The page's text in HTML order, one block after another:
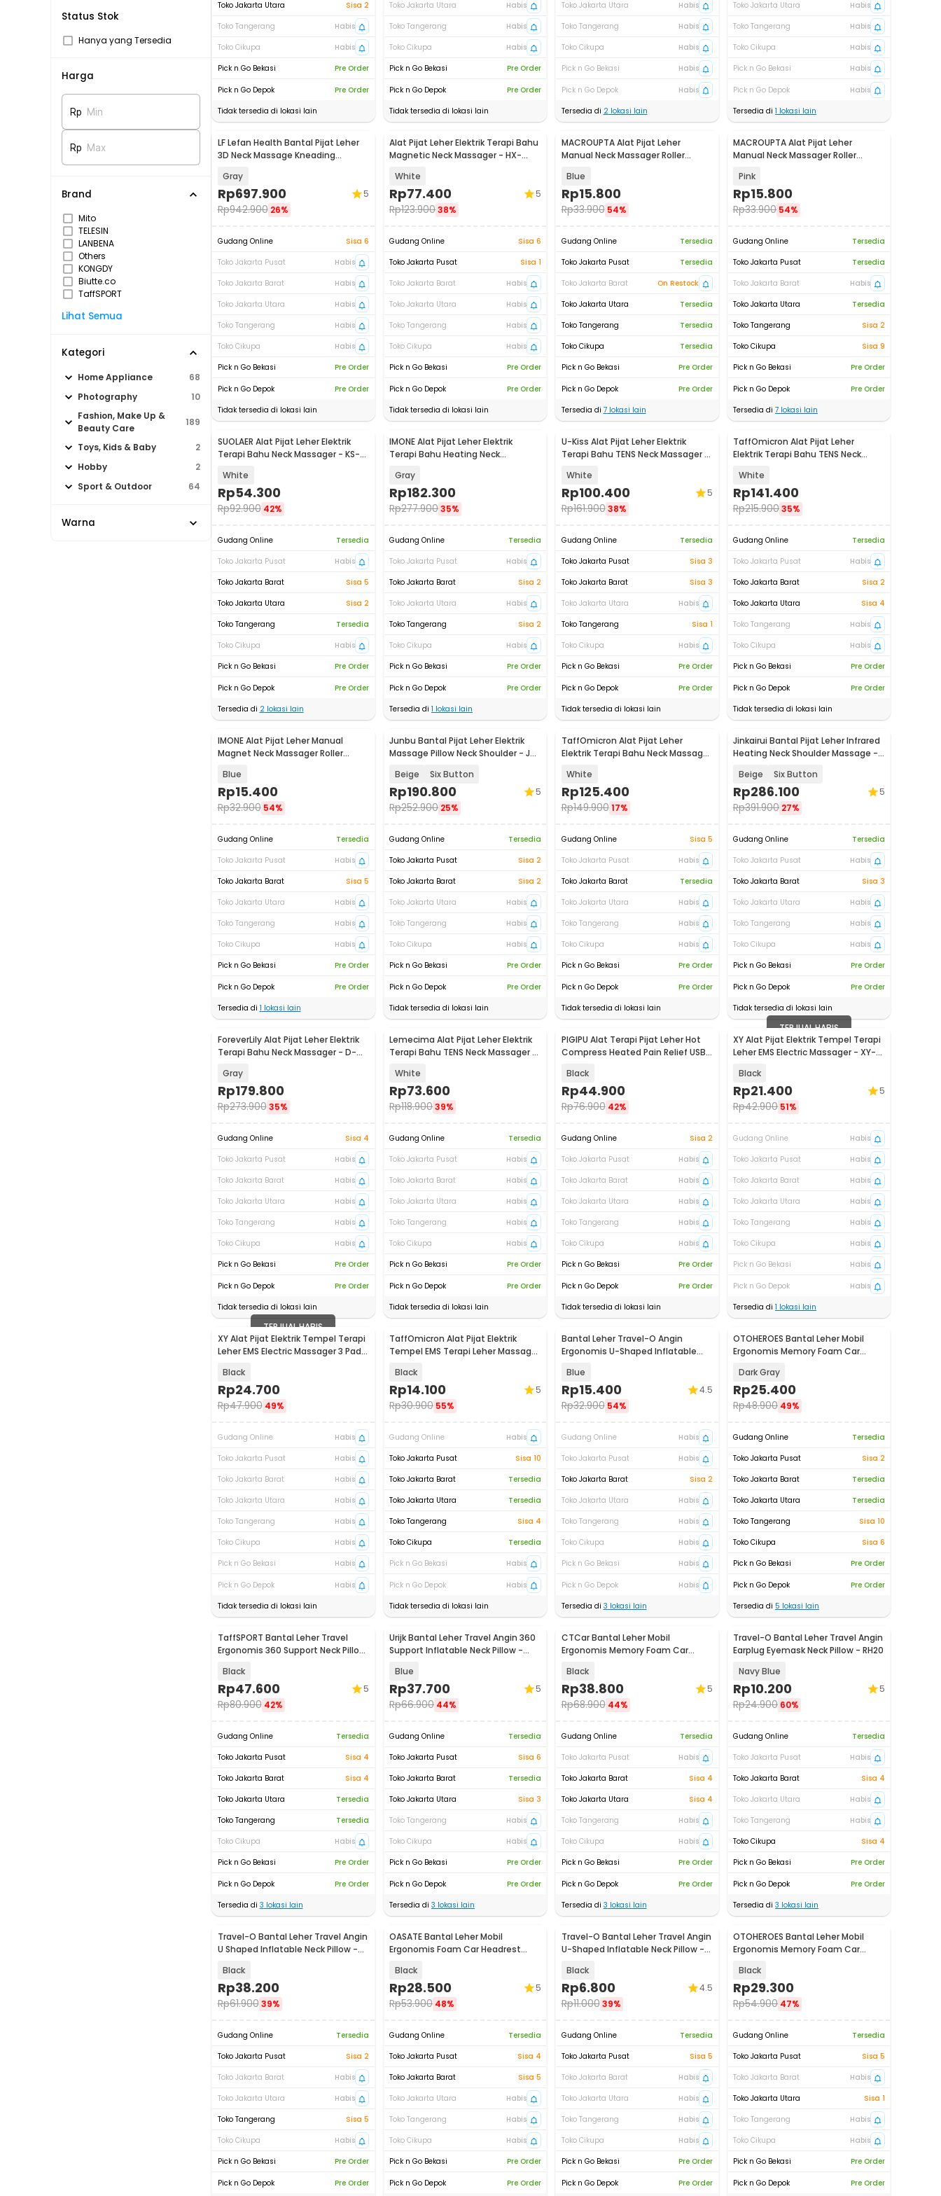
Status Stok
Hanya yang Tersedia
Harga
Rp Min
Rp Max
Brand
Mito
TELESIN
LANBENA
Others
KONGDY
Biutte.co
TaffSPORT
Lihat Semua
Kategori
Home Appliance
68
Photography
10
Fashion, Make Up &
Beauty Care
189
Toys, Kids & Baby
2
Hobby
2
Sport & Outdoor
64
Warna
Toko Jakarta Utara
Sisa 2
Toko Tangerang
Habis
Toko Cikupa
Habis
Pick n Go Bekasi
Pre Order
Pick n Go Depok
Pre Order
Tidak tersedia di lokasi lain
Toko Jakarta Utara
Habis
Toko Tangerang
Habis
Toko Cikupa
Habis
Pick n Go Bekasi
Pre Order
Pick n Go Depok
Pre Order
Tidak tersedia di lokasi lain
Toko Jakarta Utara
Habis
Toko Tangerang
Habis
Toko Cikupa
Habis
Pick n Go Bekasi
Habis
Pick n Go Depok
Habis
Tersedia di 2lokasi lain
Toko Jakarta Utara
Habis
Toko Tangerang
Habis
Toko Cikupa
Habis
Pick n Go Bekasi
Habis
Pick n Go Depok
Habis
Tersedia di 1 lokasi lain
LF Lefan Health Bantal Pijat Leher
3D Neck Massage Kneading
Gray
Rp697.900
Rp942.900 26%
5
Gudang Online
Sisa 6
Toko Jakarta Pusat
Habis
Toko Jakarta Barat
Habis
Toko Jakarta Utara
Habis
Toko Tangerang
Habis
Toko Cikupa
Habis
Pick n Go Bekasi
Pre Order
Pick n Go Depok
Pre Order
Tidak tersedia di lokasi lain
Alat Pijat Leher Elektrik Terapi Bahu
Magnetic Neck Massager - HX-
White
Rp77.400
Rp123.90038%
5
Gudang Online
Sisa 6
Toko Jakarta Pusat
Sisa 1
Toko Jakarta Barat
Habis
Toko Jakarta Utara
Habis
Toko Tangerang
Habis
Toko Cikupa
Habis
Pick n Go Bekasi
Pre Order
Pick n Go Depok
Pre Order
Tidak tersedia di lokasi lain
MACROUPTA Alat Pijat Leher
Manual Neck Massager Roller
Blue
Rp15.800
Rp33.900 54%
Gudang Online
Tersedia
Toko Jakarta Pusat
Tersedia
Toko Jakarta Barat
On Restock
Toko Jakarta Utara
Tersedia
Toko Tangerang
Tersedia
Toko Cikupa
Tersedia
Pick n Go Bekasi
Pre Order
Pick n Go Depok
Pre Order
Tersedia di 7lokasi lain
MACROUPTA Alat Pijat Leher
Manual Neck Massager Roller
Pink
Rp15.800
Rp33.900 54%
Gudang Online
Tersedia
Toko Jakarta Pusat
Tersedia
Toko Jakarta Barat
Habis
Toko Jakarta Utara
Tersedia
Toko Tangerang
Sisa 2
Toko Cikupa
Sisa 9
Pick n Go Bekasi
Pre Order
Pick n Go Depok
Pre Order
Tersedia di 7 lokasi lain
SUOLAER Alat Pijat Leher Elektrik
Terapi Bahu Neck Massager - KS-
White
Rp54.300
Rp92.900 42%
Gudang Online
Tersedia
Toko Jakarta Pusat
Habis
Toko Jakarta Barat
Sisa 5
Toko Jakarta Utara
Sisa 2
Toko Tangerang
Tersedia
Toko Cikupa
Habis
Pick n Go Bekasi
Pre Order
Pick n Go Depok
Pre Order
Tersedia di 2lokasi lain
IMONE Alat Pijat Leher Elektrik
Terapi Bahu Heating Neck
Gray
Rp182.300
Rp277.90035%
Gudang Online
Tersedia
Toko Jakarta Pusat
Habis
Toko Jakarta Barat
Sisa 2
Toko Jakarta Utara
Habis
Toko Tangerang
Sisa 2
Toko Cikupa
Habis
Pick n Go Bekasi
Pre Order
Pick n Go Depok
Pre Order
Tersedia di 1 lokasi lain
U-Kiss Alat Pijat Leher Elektrik
Terapi Bahu TENS Neck Massager -
White
Rp100.400
Rp161.900 38%
5
Gudang Online
Tersedia
Toko Jakarta Pusat
Sisa 3
Toko Jakarta Barat
Sisa 3
Toko Jakarta Utara
Habis
Toko Tangerang
Sisa 1
Toko Cikupa
Habis
Pick n Go Bekasi
Pre Order
Pick n Go Depok
Pre Order
Tidak tersedia di lokasi lain
TaffOmicron Alat Pijat Leher
Elektrik Terapi Bahu TENS Neck
White
Rp141.400
Rp215.90035%
Gudang Online
Tersedia
Toko Jakarta Pusat
Habis
Toko Jakarta Barat
Sisa 2
Toko Jakarta Utara
Sisa 4
Toko Tangerang
Habis
Toko Cikupa
Habis
Pick n Go Bekasi
Pre Order
Pick n Go Depok
Pre Order
Tidak tersedia di lokasi lain
IMONE Alat Pijat Leher Manual
Magnet Neck Massager Roller
Blue
Rp15.400
Rp32.900 54%
Gudang Online
Tersedia
Toko Jakarta Pusat
Habis
Toko Jakarta Barat
Sisa 5
Toko Jakarta Utara
Habis
Toko Tangerang
Habis
Toko Cikupa
Habis
Pick n Go Bekasi
Pre Order
Pick n Go Depok
Pre Order
Tersedia di 1 lokasi lain
Junbu Bantal Pijat Leher Elektrik
Massage Pillow Neck Shoulder - JB-
Beige Six Button
Rp190.800
Rp252.900 25%
5
Gudang Online
Tersedia
Toko Jakarta Pusat
Sisa 2
Toko Jakarta Barat
Sisa 2
Toko Jakarta Utara
Habis
Toko Tangerang
Habis
Toko Cikupa
Habis
Pick n Go Bekasi
Pre Order
Pick n Go Depok
Pre Order
Tidak tersedia di lokasi lain
TaffOmicron Alat Pijat Leher
Elektrik Terapi Bahu Neck Massager
White
Rp125.400
Rp149.900 17%
Gudang Online
Sisa 5
Toko Jakarta Pusat
Habis
Toko Jakarta Barat
Tersedia
Toko Jakarta Utara
Habis
Toko Tangerang
Habis
Toko Cikupa
Habis
Pick n Go Bekasi
Pre Order
Pick n Go Depok
Pre Order
Tidak tersedia di lokasi lain
Jinkairui Bantal Pijat Leher Infrared
Heating Neck Shoulder Massage -
Beige Six Button
Rp286.100
Rp391.900 27%
5
Gudang Online
Tersedia
Toko Jakarta Pusat
Habis
Toko Jakarta Barat
Sisa 3
Toko Jakarta Utara
Habis
Toko Tangerang
Habis
Toko Cikupa
Habis
Pick n Go Bekasi
Pre Order
Pick n Go Depok
Pre Order
Tidak tersedia di lokasi lain
ForeverLily Alat Pijat Leher Elektrik
Terapi Bahu Neck Massager - D-
Gray
Rp179.800
Rp273.900 35%
Gudang Online
Sisa 4
Toko Jakarta Pusat
Habis
Toko Jakarta Barat
Habis
Toko Jakarta Utara
Habis
Toko Tangerang
Habis
Toko Cikupa
Habis
Pick n Go Bekasi
Pre Order
Pick n Go Depok
Pre Order
Tidak tersedia di lokasi lain
Lemecima Alat Pijat Leher Elektrik
Terapi Bahu TENS Neck Massager -
White
Rp73.600
Rp118.90039%
Gudang Online
Tersedia
Toko Jakarta Pusat
Habis
Toko Jakarta Barat
Habis
Toko Jakarta Utara
Habis
Toko Tangerang
Habis
Toko Cikupa
Habis
Pick n Go Bekasi
Pre Order
Pick n Go Depok
Pre Order
Tidak tersedia di lokasi lain
PIGIPU Alat Terapi Pijat Leher Hot
Compress Heated Pain Relief USB -
Black
Rp44.900
Rp76.900 42%
Gudang Online
Sisa 2
Toko Jakarta Pusat
Habis
Toko Jakarta Barat
Habis
Toko Jakarta Utara
Habis
Toko Tangerang
Habis
Toko Cikupa
Habis
Pick n Go Bekasi
Pre Order
Pick n Go Depok
Pre Order
Tidak tersedia di lokasi lain
TERJUAL HABIS
XY Alat Pijat Elektrik Tempel Terapi
Leher EMS Electric Massager - XY-
Black
Rp21.400
Rp42.900 51%
5
Gudang Online
Habis
Toko Jakarta Pusat
Habis
Toko Jakarta Barat
Habis
Toko Jakarta Utara
Habis
Toko Tangerang
Habis
Toko Cikupa
Habis
Pick n Go Bekasi
Habis
Pick n Go Depok
Habis
Tersedia di 1 lokasi lain
TERJUAL HABIS
XY Alat Pijat Elektrik Tempel Terapi
Leher EMS Electric Massager 3 Pad -
Black
Rp24.700
Rp47.900 49%
Gudang Online
Habis
Toko Jakarta Pusat
Habis
Toko Jakarta Barat
Habis
Toko Jakarta Utara
Habis
Toko Tangerang
Habis
Toko Cikupa
Habis
Pick n Go Bekasi
Habis
Pick n Go Depok
Habis
Tidak tersedia di lokasi lain
TaffOmicron Alat Pijat Elektrik
Tempel EMS Terapi Leher Massager
Black
Rp14.100
Rp30.900 55%
5
Gudang Online
Habis
Toko Jakarta Pusat
Sisa 10
Toko Jakarta Barat
Tersedia
Toko Jakarta Utara
Tersedia
Toko Tangerang
Sisa 4
Toko Cikupa
Tersedia
Pick n Go Bekasi
Habis
Pick n Go Depok
Habis
Tidak tersedia di lokasi lain
Bantal Leher Travel-O Angin
Ergonomis U-Shaped Inflatable
Blue
Rp15.400
Rp32.900 54%
4.5
Gudang Online
Habis
Toko Jakarta Pusat
Habis
Toko Jakarta Barat
Sisa 2
Toko Jakarta Utara
Habis
Toko Tangerang
Habis
Toko Cikupa
Habis
Pick n Go Bekasi
Habis
Pick n Go Depok
Habis
Tersedia di 3 lokasi lain
OTOHEROES Bantal Leher Mobil
Ergonomis Memory Foam Car
Dark Gray
Rp25.400
Rp48.900 49%
Gudang Online
Tersedia
Toko Jakarta Pusat
Sisa 2
Toko Jakarta Barat
Tersedia
Toko Jakarta Utara
Tersedia
Toko Tangerang
Sisa 10
Toko Cikupa
Sisa 6
Pick n Go Bekasi
Pre Order
Pick n Go Depok
Pre Order
Tersedia di 5 lokasi lain
TaffSPORT Bantal Leher Travel
Ergonomis 360 Support Neck Pillow
Black
Rp47.600
Rp80.900 42%
5
Gudang Online
Tersedia
Toko Jakarta Pusat
Sisa 4
Toko Jakarta Barat
Sisa 4
Toko Jakarta Utara
Tersedia
Toko Tangerang
Tersedia
Toko Cikupa
Habis
Pick n Go Bekasi
Pre Order
Pick n Go Depok
Pre Order
Tersedia di 3 lokasi lain
Urijk Bantal Leher Travel Angin 360
Support Inflatable Neck Pillow -
Blue
Rp37.700
Rp66.900 44%
5
Gudang Online
Tersedia
Toko Jakarta Pusat
Sisa 6
Toko Jakarta Barat
Tersedia
Toko Jakarta Utara
Sisa 3
Toko Tangerang
Habis
Toko Cikupa
Habis
Pick n Go Bekasi
Pre Order
Pick n Go Depok
Pre Order
Tersedia di 3 lokasi lain
CTCar Bantal Leher Mobil
Ergonomis Memory Foam Car
Black
Rp38.800
Rp68.900 44%
5
Gudang Online
Tersedia
Toko Jakarta Pusat
Habis
Toko Jakarta Barat
Sisa 4
Toko Jakarta Utara
Sisa 4
Toko Tangerang
Habis
Toko Cikupa
Habis
Pick n Go Bekasi
Pre Order
Pick n Go Depok
Pre Order
Tersedia di 3 lokasi lain
Travel-O Bantal Leher Travel Angin
Earplug Eyemask Neck Pillow - RH20
Navy Blue
Rp10.200
Rp24.900 60%
5
Gudang Online
Tersedia
Toko Jakarta Pusat
Habis
Toko Jakarta Barat
Sisa 4
Toko Jakarta Utara
Habis
Toko Tangerang
Habis
Toko Cikupa
Sisa 4
Pick n Go Bekasi
Pre Order
Pick n Go Depok
Pre Order
Tersedia di 3 lokasi lain
Travel-O Bantal Leher Travel Angin
U Shaped Inflatable Neck Pillow -
Black
Rp38.200
Rp61.900 39%
Gudang Online
Tersedia
Toko Jakarta Pusat
Sisa 2
Toko Jakarta Barat
Habis
Toko Jakarta Utara
Habis
Toko Tangerang
Sisa 5
Toko Cikupa
Habis
Pick n Go Bekasi
Pre Order
Pick n Go Depok Pre Order
OASATE Bantal Leher Mobil
Ergonomis Foam Car Headrest
Black
Rp28.500
Rp53.900 48%
5
Gudang Online
Tersedia
Toko Jakarta Pusat
Sisa 4
Toko Jakarta Barat
Sisa 5
Toko Jakarta Utara
Habis
Toko Tangerang
Habis
Toko Cikupa
Habis
Pick n Go Bekasi
Pre Order
Pick n Go Depok Pre Order
Travel-O Bantal Leher Travel Angin
U-Shaped Inflatable Neck Pillow -
Black
Rp6.800
Rp11.000 39%
4.5
Gudang Online
Tersedia
Toko Jakarta Pusat
Sisa 5
Toko Jakarta Barat
Habis
Toko Jakarta Utara
Habis
Toko Tangerang
Habis
Toko Cikupa
Habis
Pick n Go Bekasi
Pre Order
Pick n Go Depok Pre Order
OTOHEROES Bantal Leher Mobil
Ergonomis Memory Foam Car
Black
Rp29.300
Rp54.900 47%
Gudang Online
Tersedia
Toko Jakarta Pusat
Sisa 5
Toko Jakarta Barat
Habis
Toko Jakarta Utara
Sisa 1
Toko Tangerang
Habis
Toko Cikupa
Habis
Pick n Go Bekasi
Pre Order
Pick n Go Depok Pre Order